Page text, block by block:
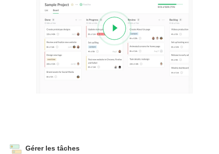
Gérer les tâches